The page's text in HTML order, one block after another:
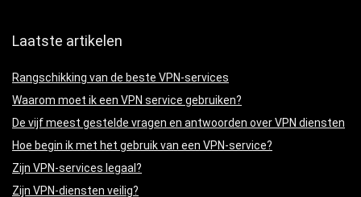
Laatste artikelen
Rangschikking van de beste VPN-services
Waarom moet ik een VPN service gebruiken?
De vijf meest gestelde vragen en antwoorden over VPN diensten
Hoe begin ik met het gebruik van een VPN-service?
Zijn VPN-services legaal?
Zijn VPN-diensten veilig?